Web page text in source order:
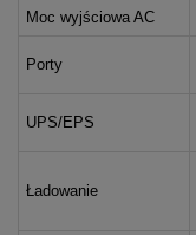
Moc wyjściowa AC
Porty
UPS/EPS
Ładowanie